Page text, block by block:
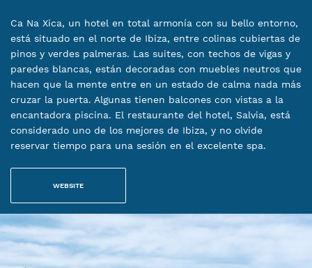
Ca Na Xica, un hotel en total armonía con su bello entorno,
está situado en el norte de Ibiza, entre colinas cubiertas de
pinos y verdes palmeras. Las suites, con techos de vigas y
paredes blancas, están decoradas con muebles neutros que
hacen que la mente entre en un estado de calma nada más
cruzar la puerta. Algunas tienen balcones con vistas a la
encantadora piscina. El restaurante del hotel, Salvia, está
considerado uno de los mejores de Ibiza, y no olvide
reservar tiempo para una sesión en el excelente spa.
WEBSITE